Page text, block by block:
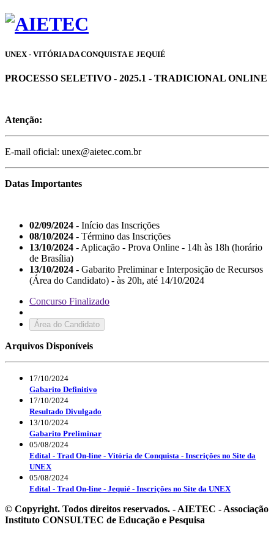
UNEX - VITÓRIA DA CONQUISTA E JEQUIÉ
PROCESSO SELETIVO - 2025.1 - TRADICIONAL ONLINE
Atenção:
E-mail oficial: unex@aietec.com.br
Datas Importantes
02/09/2024 - Início das Inscrições
08/10/2024 - Término das Inscrições
13/10/2024 - Aplicação - Prova Online - 14h às 18h (horário
de Brasília)
13/10/2024 - Gabarito Preliminar e Interposição de Recursos
(Área do Candidato) - às 20h, até 14/10/2024
Concurso Finalizado
Área do Candidato
Arquivos Disponíveis
17/10/2024
Gabarito Definitivo
17/10/2024
Resultado Divulgado
13/10/2024
Gabarito Preliminar
05/08/2024
Edital - Trad On-line - Vitória de Conquista - Inscrições no Site da
UNEX
05/08/2024
Edital - Trad On-line - Jequié - Inscrições no Site da UNEX
© Copyright. Todos direitos reservados. - AIETEC - Associação
Instituto CONSULTEC de Educação e Pesquisa